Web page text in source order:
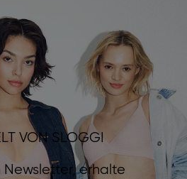
VON SLOGGI
Newsletter, erhalte